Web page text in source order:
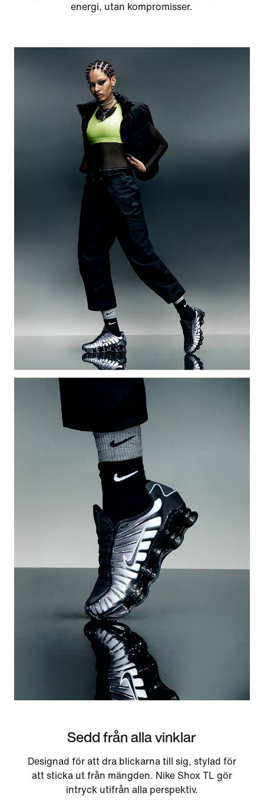
energi, utan kompromisser.
Sedd från alla vinklar
Designad för att dra blickarna till sig, stylad för
att sticka ut från mängden. Nike Shox TL gör
intryck utifrån alla perspektiv.